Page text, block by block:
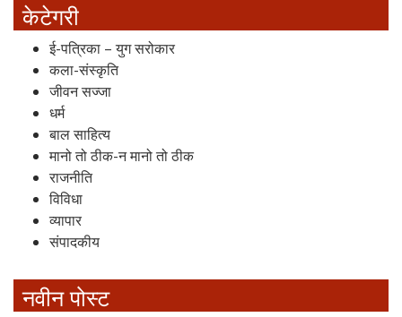
केटेगरी
ई-पत्रिका – युग सरोकार
कला-संस्कृति
जीवन सज्जा
धर्म
बाल साहित्य
मानो तो ठीक-न मानो तो ठीक
राजनीति
विविधा
व्यापार
संपादकीय
नवीन पोस्ट